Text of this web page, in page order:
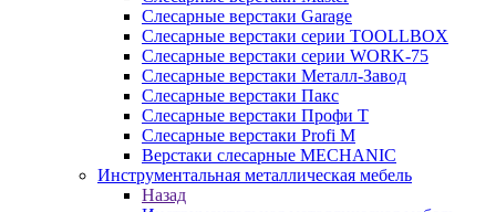
Слесарные верстаки Garage
Слесарные верстаки серии TOOLLBOX
Слесарные верстаки серии WORK-75
Слесарные верстаки Металл-Завод
Слесарные верстаки Пакс
Слесарные верстаки Профи Т
Слесарные верстаки Profi M
Верстаки слесарные MECHANIC
Инструментальная металлическая мебель
Назад